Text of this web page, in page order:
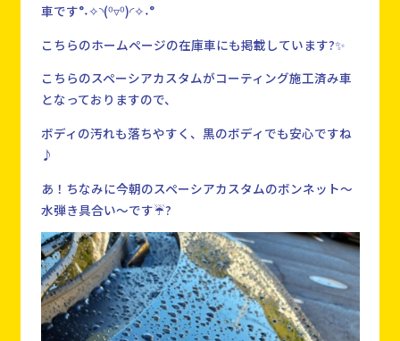
車です°˖✧◝(⁰▿⁰)◜✧˖°
こちらのホームページの在庫車にも掲載しています?✨
こちらのスペーシアカスタムがコーティング施工済み車
となっておりますので、
ボディの汚れも落ちやすく、黒のボディでも安心ですね
♪
あ！ちなみに今朝のスペーシアカスタムのボンネット～
水弾き具合い～です☔?